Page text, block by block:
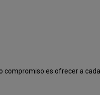
es ofrecer a cada